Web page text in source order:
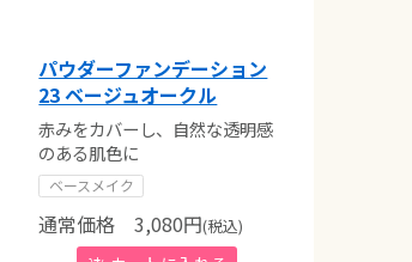
パウダーファンデーション
23 ベージュオークル
赤みをカバーし、自然な透明感
のある肌色に
ベースメイク
通常価格 3,080円(税込)